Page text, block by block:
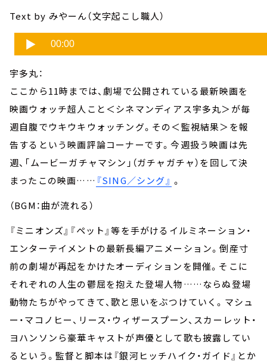
Text by みやーん（文字起こし職人）
宇多丸：
ここから11時までは、劇場で公開されている最新映画を
映画ウォッチ超人こと＜シネマンディアス宇多丸＞が毎
週自腹でウキウキウォッチング。その＜監視結果＞を報
告するという映画評論コーナーです。今週扱う映画は先
週、「ムービーガチャマシン」（ガチャガチャ）を回して決
まったこの映画…… 『SING／シング』 。
（BGM：曲が流れる）
『ミニオンズ』『ペット』等を手がけるイルミネーション・
エンターテイメントの最新長編アニメーション。倒産寸
前の劇場が再起をかけたオーディションを開催。そこに
それぞれの人生の鬱屈を抱えた登場人物……ならぬ登場
動物たちがやってきて、歌と思いをぶつけていく。マシュ
ー・マコノヒー、リース・ウィザースプーン、スカーレット・
ヨハンソンら豪華キャストが声優として歌も披露してい
るという。監督と脚本は『銀河ヒッチハイク・ガイド』とか